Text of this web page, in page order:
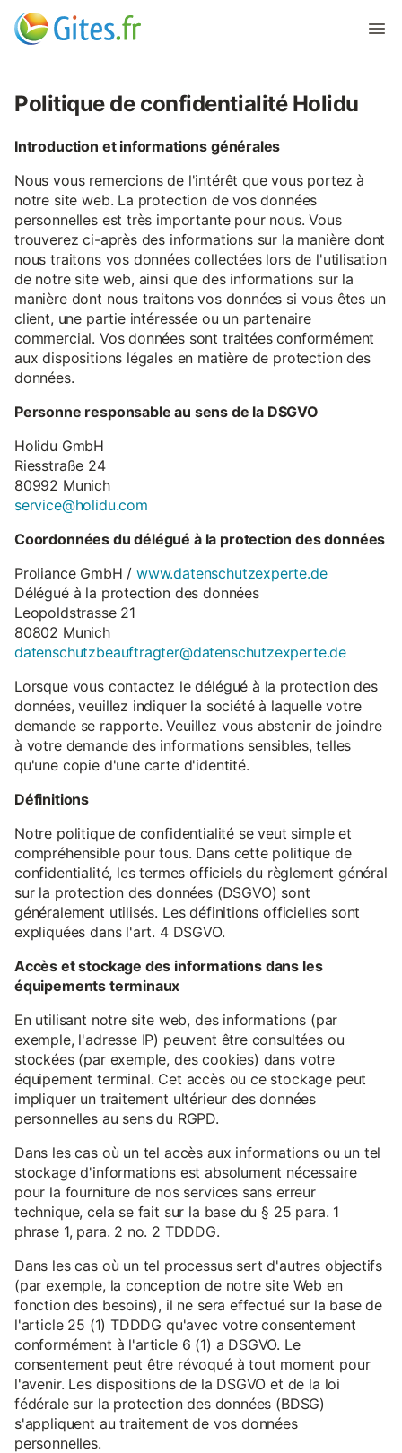
Politique de confidentialité Holidu
Introduction et informations générales
Nous vous remercions de l'intérêt que vous portez à
notre site web. La protection de vos données
personnelles est très importante pour nous. Vous
trouverez ci-après des informations sur la manière dont
nous traitons vos données collectées lors de l'utilisation
de notre site web, ainsi que des informations sur la
manière dont nous traitons vos données si vous êtes un
client, une partie intéressée ou un partenaire
commercial. Vos données sont traitées conformément
aux dispositions légales en matière de protection des
données.
Personne responsable au sens de la DSGVO
Holidu GmbH
Riesstraße 24
80992 Munich
service@holidu.com
Coordonnées du délégué à la protection des données
Proliance GmbH /www.datenschutzexperte.de
Délégué à la protection des données
Leopoldstrasse 21
80802 Munich
datenschutzbeauftragter@datenschutzexperte.de
Lorsque vous contactez le délégué à la protection des
données, veuillez indiquer la société à laquelle votre
demande se rapporte. Veuillez vous abstenir de joindre
à votre demande des informations sensibles, telles
qu'une copie d'une carte d'identité.
Définitions
Notre politique de confidentialité se veut simple et
compréhensible pour tous. Dans cette politique de
confidentialité, les termes officiels du règlement général
sur la protection des données (DSGVO) sont
généralement utilisés. Les définitions officielles sont
expliquées dans l'art. 4 DSGVO.
Accès et stockage des informations dans les
équipements terminaux
En utilisant notre site web, des informations (par
exemple, l'adresse IP) peuvent être consultées ou
stockées (par exemple, des cookies) dans votre
équipement terminal. Cet accès ou ce stockage peut
impliquer un traitement ultérieur des données
personnelles au sens du RGPD.
Dans les cas où un tel accès aux informations ou un tel
stockage d'informations est absolument nécessaire
pour la fourniture de nos services sans erreur
technique, cela se fait sur la base du § 25 para. 1
phrase 1, para. 2 no. 2 TDDDG.
Dans les cas où un tel processus sert d'autres objectifs
(par exemple, la conception de notre site Web en
fonction des besoins), il ne sera effectué sur la base de
l'article 25 (1) TDDDG qu'avec votre consentement
conformément à l'article 6 (1) a DSGVO. Le
consentement peut être révoqué à tout moment pour
l'avenir. Les dispositions de la DSGVO et de la loi
fédérale sur la protection des données (BDSG)
s'appliquent au traitement de vos données
personnelles.